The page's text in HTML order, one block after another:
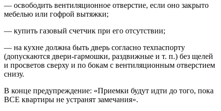
— освободить вентиляционное отверстие, если оно закрыто
мебелью или гофрой вытяжки;
— купить газовый счетчик при его отсутствии;
— на кухне должна быть дверь согласно техпаспорту
(допускаются двери-гармошки, раздвижные и т. п.) без щелей
и просветов сверху и по бокам с вентиляционным отверстием
снизу.
В конце предупреждение: «Приемки будут идти до того, пока
ВСЕ квартиры не устранят замечания».